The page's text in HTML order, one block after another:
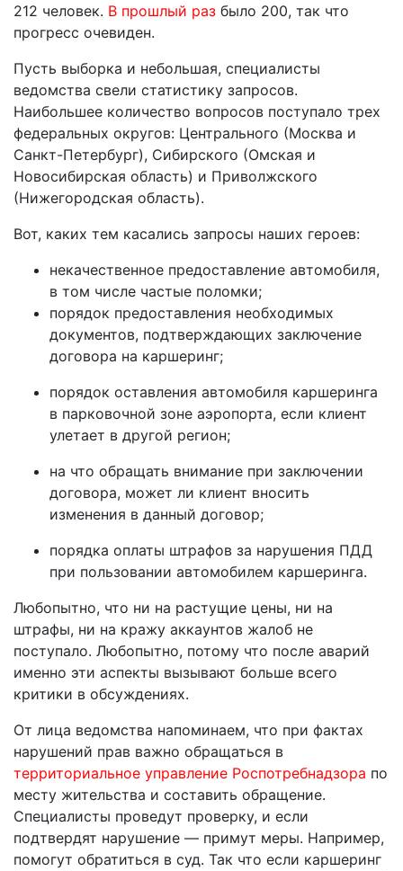
212 человек. В прошлый раз было 200, так что
прогресс очевиден.
Пусть выборка и небольшая, специалисты
ведомства свели статистику запросов.
Наибольшее количество вопросов поступало трех
федеральных округов: Центрального (Москва и
Санкт-Петербург), Сибирского (Омская и
Новосибирская область) и Приволжского
(Нижегородская область).
Вот, каких тем касались запросы наших героев:
некачественное предоставление автомобиля,
в том числе частые поломки;
порядок предоставления необходимых
документов, подтверждающих заключение
договора на каршеринг;
порядок оставления автомобиля каршеринга
в парковочной зоне аэропорта, если клиент
улетает в другой регион;
на что обращать внимание при заключении
договора, может ли клиент вносить
изменения в данный договор;
порядка оплаты штрафов за нарушения ПДД
при пользовании автомобилем каршеринга.
Любопытно, что ни на растущие цены, ни на
штрафы, ни на кражу аккаунтов жалоб не
поступало. Любопытно, потому что после аварий
именно эти аспекты вызывают больше всего
критики в обсуждениях.
От лица ведомства напоминаем, что при фактах
нарушений прав важно обращаться в
территориальное управление Роспотребнадзора по
месту жительства и составить обращение.
Специалисты проведут проверку, и если
подтвердят нарушение — примут меры. Например,
помогут обратиться в суд. Так что если каршеринг